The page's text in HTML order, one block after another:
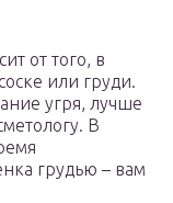
от того, в
или груди.
угря, лучше
В
грудью – вам